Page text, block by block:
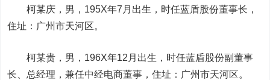
柯某庆，男，195X年7月出生，时任蓝盾股份董事长，
住址：广州市天河区。
柯某贵，男，196X年12月出生，时任蓝盾股份副董事
长、总经理，兼任中经电商董事，住址：广州市天河区。